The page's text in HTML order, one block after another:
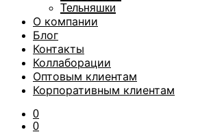
Тельняшки
О компании
Блог
Контакты
Коллаборации
Оптовым клиентам
Корпоративным клиентам
0
0